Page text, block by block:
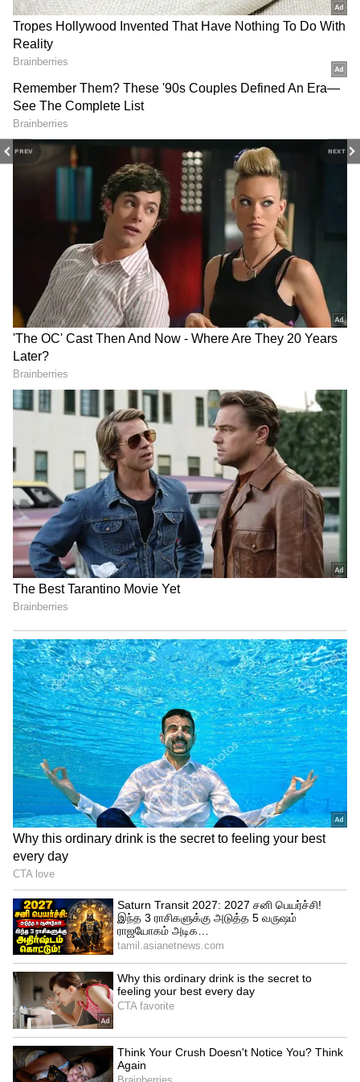
PREV NEXT
2
5
Asianet News
இ-கிளட்ச் மேஜிக் என்பது சரியாக என்ன?
பலர் ஸ்கூட்டரின் தானியங்கி ஓட்டும்
வசதியை விரும்புகிறார்கள், ஆனால் அதே
சமயம், பைக்கைப் போல கியர்
மாற்றும்போது ஏற்படும் அதிர்வையும்
தவிர்க்க விரும்புகிறார்கள். இத்தகைய
மக்களுக்காகவே ஹோண்டா இ-கிளட்ச்
தொழில்நுட்பத்தைக் கொண்டு வந்துள்ளது.
இது ஒரு மேனுவல் கியர்பாக்ஸ் மற்றும் ஒரு
ஆட்டோமேட்டிக் கிளட்ச் ஆகியவற்றின் ஒரு
அற்புதமான கலவையாகும். இதில் உள்ள
ஸ்மார்ட் எலக்ட்ரானிக் ஆக்சுவேட்டர்கள்
மற்றும் எலக்ட்ரானிக் கண்ட்ரோல் யூனிட்,
நீங்கள் கியர் மாற்றும்போதும், வாகனத்தை
ஸ்டார்ட் செய்யும்போதும் அல்லது
சிக்னலில் முழுமையாக நிறுத்தும்போதும்
கிளட்சைத் தானாகவே இயக்குகின்றன.
இதன் பொருள், நீங்கள் கிளட்ச்
நெம்புகோலை உங்கள் இடது கையால்
தொட வேண்டிய அவசியமில்லை. உங்கள்
இடது காலால் கியர்களை மாற்றிவிட்டு
வண்டியை ஓட்டலாம். நீங்கள் பழைய
பாணியில் ஓட்ட விரும்பினால்,
நெம்புகோலைக் கையால் பயன்படுத்தலாம்,
அப்போது வண்டி உடனடியாக மேனுவல்
மோடுக்கு மாறிவிடும்.